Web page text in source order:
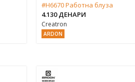
#H6670 Работна блуза
4.130 ДЕНАРИ
Creatron
ARDON